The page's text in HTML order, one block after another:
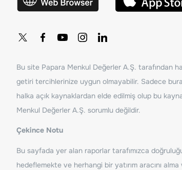
Bu site Papara Menkul Değerler A.Ş. tarafından
getiri tercihlerinize uygun olmayabilir. Sadece
halka açık kaynaklardan elde edilmiş olup bu
Menkul Değerler A.Ş. sorumlu değildir.
Çekince Notu
Bu sayfada yer alan raporlar tarafımızca
hedeflemekte ve herhangi bir yatırım aracını